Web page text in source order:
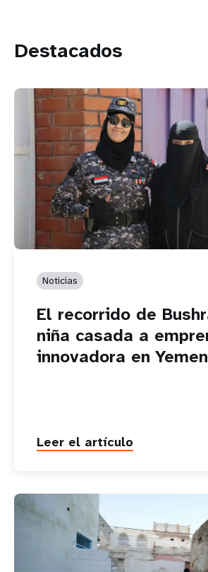
Destacados
Noticias
El recorrido de
niña casada a
innovadora en Yemen
Leer el artículo